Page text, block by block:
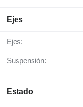
Ejes
Ejes:
Suspensión:
Estado